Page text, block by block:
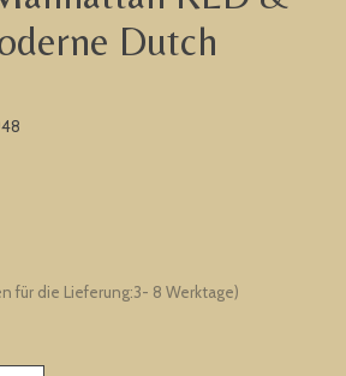
Dutch
für die Lieferung:3- 8 Werktage)